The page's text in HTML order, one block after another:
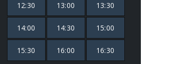
12:30 13:00 13:30
14:00 14:30 15:00
15:30 16:00 16:30